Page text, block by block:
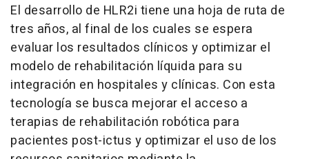
El desarrollo de HLR2i tiene una hoja de ruta de
tres años, al final de los cuales se espera
evaluar los resultados clínicos y optimizar el
modelo de rehabilitación líquida para su
integración en hospitales y clínicas. Con esta
tecnología se busca mejorar el acceso a
terapias de rehabilitación robótica para
pacientes post-ictus y optimizar el uso de los